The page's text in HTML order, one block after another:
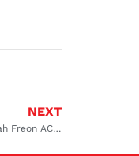
NEXT
Layanan Tambah Freon AC Mobil Koja dan Rawamangun yang Terpercaya dan Handal, Inilah Tempatnya!